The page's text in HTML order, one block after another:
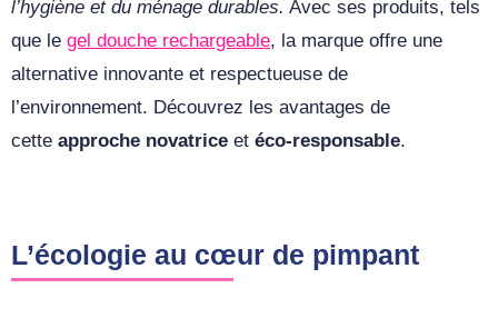
l’hygiène et du ménage durables. Avec ses produits, tels
que le gel douche rechargeable, la marque offre une
alternative innovante et respectueuse de
l’environnement. Découvrez les avantages de
cette approche novatrice et éco-responsable.
L’écologie au cœur de pimpant